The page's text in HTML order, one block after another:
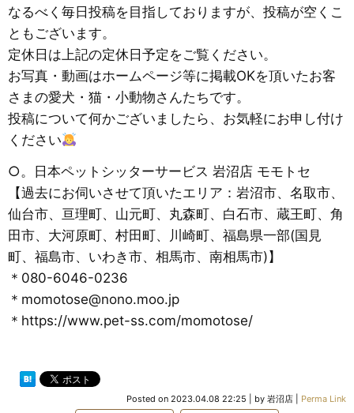
なるべく毎日投稿を目指しておりますが、投稿が空くこ
ともございます。
定休日は上記の定休日予定をご覧ください。
お写真・動画はホームページ等に掲載OKを頂いたお客
さまの愛犬・猫・小動物さんたちです。
投稿について何かございましたら、お気軽にお申し付け
ください
○。日本ペットシッターサービス 岩沼店 モモトセ
【過去にお伺いさせて頂いたエリア：岩沼市、名取市、
仙台市、亘理町、山元町、丸森町、白石市、蔵王町、角
田市、大河原町、村田町、川崎町、福島県一部(国見
町、福島市、いわき市、相馬市、南相馬市)】
＊080-6046-0236
＊momotose@nono.moo.jp
＊https://www.pet-ss.com/momotose/
Posted on 2023.04.08 22:25 by 岩沼店 Perma Link